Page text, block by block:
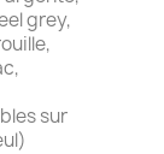
grey,
sur